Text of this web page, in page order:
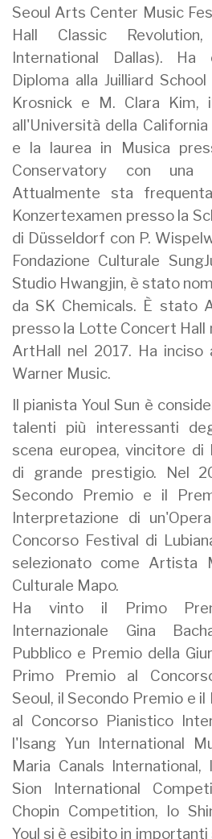
Seoul Arts Center Music
Hall Classic
International Dallas). Ha
Diploma alla Juilliard
Krosnick e M. Clara
all'Università della
e la laurea in Musica
Conservatory con
Attualmente sta
Konzertexamen presso la
di Düsseldorf con P.
Fondazione Culturale
Studio Hwangjin, è stato
da SK Chemicals. È stato
presso la Lotte Concert Hall
ArtHall nel 2017. Ha inciso
Warner Music.
Il pianista Youl Sun è
talenti più interessanti
scena europea, vincitore di
di grande prestigio. Nel
Secondo Premio e il
Interpretazione di
Concorso Festival di
selezionato come Artista
Culturale Mapo.
Ha vinto il Primo
Internazionale Gina
Pubblico e Premio della
Primo Premio al
Seoul, il Secondo Premio e
al Concorso Pianistico
l'Isang Yun International
Maria Canals International,
Sion International
Chopin Competition, lo
Youl si è esibito in